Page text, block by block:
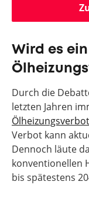
Wird es
Durch die
letzten Jahren
Ölheizungsverbot
Verbot kann
Dennoch läute
konventionellen
bis spätestens